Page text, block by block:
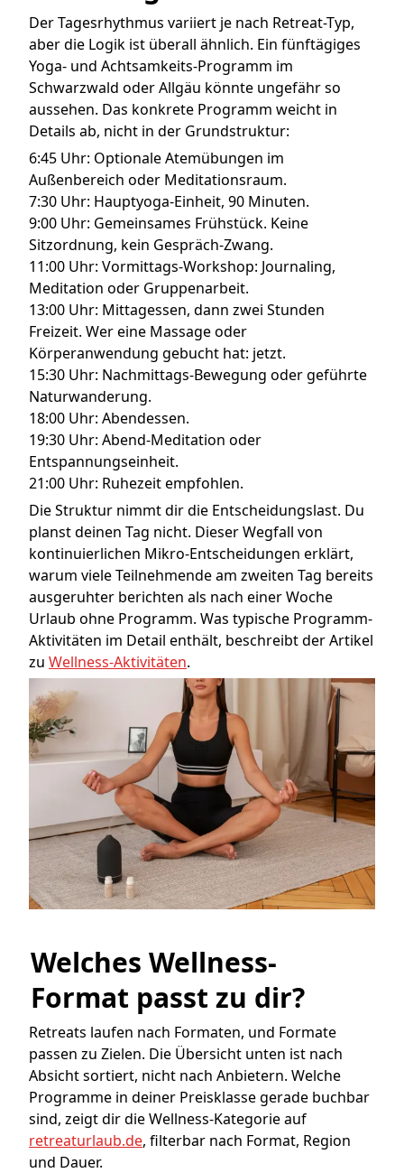
Der Tagesrhythmus variiert je nach Retreat-Typ,
aber die Logik ist überall ähnlich. Ein fünftägiges
Yoga- und Achtsamkeits-Programm im
Schwarzwald oder Allgäu könnte ungefähr so
aussehen. Das konkrete Programm weicht in
Details ab, nicht in der Grundstruktur:
6:45 Uhr: Optionale Atemübungen im
Außenbereich oder Meditationsraum.
7:30 Uhr: Hauptyoga-Einheit, 90 Minuten.
9:00 Uhr: Gemeinsames Frühstück. Keine
Sitzordnung, kein Gespräch-Zwang.
11:00 Uhr: Vormittags-Workshop: Journaling,
Meditation oder Gruppenarbeit.
13:00 Uhr: Mittagessen, dann zwei Stunden
Freizeit. Wer eine Massage oder
Körperanwendung gebucht hat: jetzt.
15:30 Uhr: Nachmittags-Bewegung oder geführte
Naturwanderung.
18:00 Uhr: Abendessen.
19:30 Uhr: Abend-Meditation oder
Entspannungseinheit.
21:00 Uhr: Ruhezeit empfohlen.
Die Struktur nimmt dir die Entscheidungslast. Du
planst deinen Tag nicht. Dieser Wegfall von
kontinuierlichen Mikro-Entscheidungen erklärt,
warum viele Teilnehmende am zweiten Tag bereits
ausgeruhter berichten als nach einer Woche
Urlaub ohne Programm. Was typische Programm-
Aktivitäten im Detail enthält, beschreibt der Artikel
zu Wellness-Aktivitäten.
Welches Wellness-
Format passt zu dir?
Retreats laufen nach Formaten, und Formate
passen zu Zielen. Die Übersicht unten ist nach
Absicht sortiert, nicht nach Anbietern. Welche
Programme in deiner Preisklasse gerade buchbar
sind, zeigt dir die Wellness-Kategorie auf
retreaturlaub.de, filterbar nach Format, Region
und Dauer.